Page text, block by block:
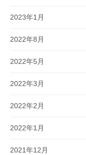
2023年1月
2022年8月
2022年5月
2022年3月
2022年2月
2022年1月
2021年12月